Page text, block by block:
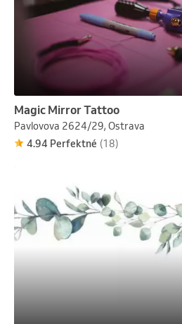
Magic Mirror Tattoo
Pavlovova 2624/29, Ostrava
4.94 Perfektné (18)